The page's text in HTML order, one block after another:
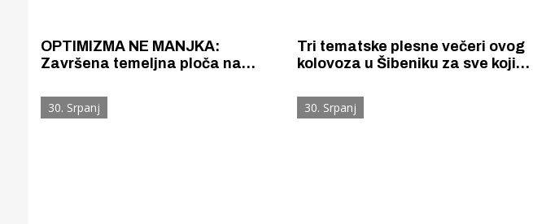
OPTIMIZMA NE MANJKA:
Završena temeljna ploča na
u Šibeniku, podižu se zidovi
Tri tematske plesne večeri ovog
kolovoza u Šibeniku za sve koji
30. Srpanj 30. Srpanj